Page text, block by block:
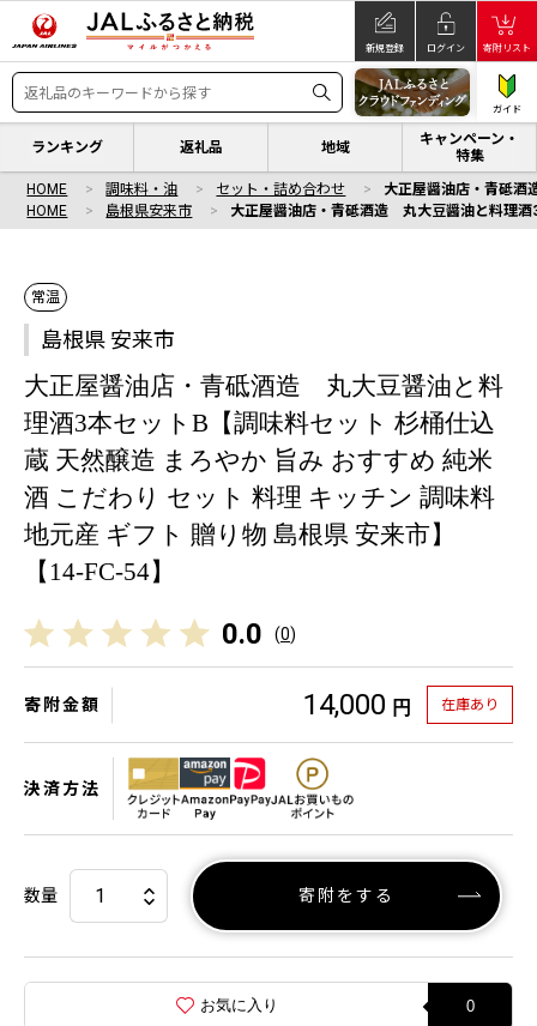
新規登録 ログイン 寄附リスト
ガイド
ランキング 返礼品 地域
キャンペーン・
特集
HOME 調味料・油 セット・詰め合わせ
大正屋醤油店・青砥酒
HOME
島根県安来市 大正屋醤油店・青砥酒造 丸大豆醤油と料理酒
常温
島根県 安来市
大正屋醤油店・青砥酒造 丸大豆醤油と料
理酒3本セットB【調味料セット 杉桶仕込
蔵 天然醸造 まろやか 旨み おすすめ 純米
酒 こだわり セット 料理 キッチン 調味料
地元産 ギフト 贈り物 島根県 安来市】
【14-FC-54】
0.0 (0)
寄附金額 14,000 円 在庫あり
決済方法
数量 寄附をする
お気に入り 0